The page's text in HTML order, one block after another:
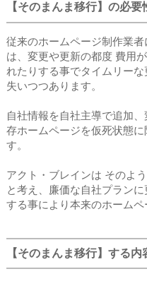
【そのまんま移行】の必要
従来のホームページ制作業
は、変更や更新の都度 費用
れたりする事でタイムリー
失いつつあります。
自社情報を自社主導で追加
存ホームページを仮死状態
す。
アクト・ブレインは そのよ
と考え、廉価な自社プラン
する事により本来のホームペ
【そのまんま移行】する内